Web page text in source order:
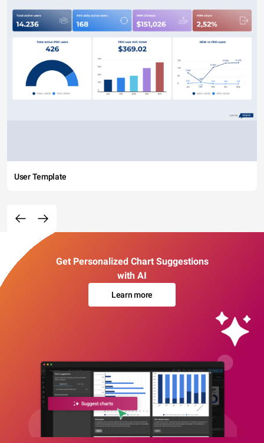
User Template
Get Personalized Chart Suggestions
with AI
Learn more